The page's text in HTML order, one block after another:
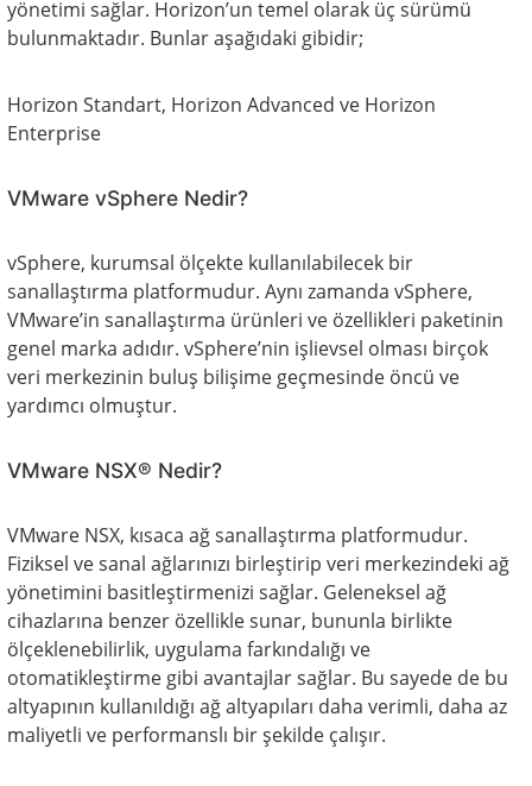
yönetimi sağlar. Horizon’un temel olarak üç sürümü
bulunmaktadır. Bunlar aşağıdaki gibidir;
Horizon Standart, Horizon Advanced ve Horizon
Enterprise
VMware vSphere Nedir?
vSphere, kurumsal ölçekte kullanılabilecek bir
sanallaştırma platformudur. Aynı zamanda vSphere,
VMware’in sanallaştırma ürünleri ve özellikleri paketinin
genel marka adıdır. vSphere’nin işlievsel olması birçok
veri merkezinin buluş bilişime geçmesinde öncü ve
yardımcı olmuştur.
VMware NSX® Nedir?
VMware NSX, kısaca ağ sanallaştırma platformudur.
Fiziksel ve sanal ağlarınızı birleştirip veri merkezindeki ağ
yönetimini basitleştirmenizi sağlar. Geleneksel ağ
cihazlarına benzer özellikle sunar, bununla birlikte
ölçeklenebilirlik, uygulama farkındalığı ve
otomatikleştirme gibi avantajlar sağlar. Bu sayede de bu
altyapının kullanıldığı ağ altyapıları daha verimli, daha az
maliyetli ve performanslı bir şekilde çalışır.